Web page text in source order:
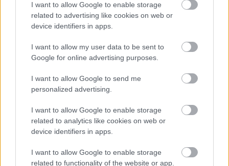
I want to allow Google to enable storage
related to advertising like cookies on web or
device identifiers in apps.
I want to allow my user data to be sent to
Google for online advertising purposes.
I want to allow Google to send me
personalized advertising.
I want to allow Google to enable storage
related to analytics like cookies on web or
device identifiers in apps.
I want to allow Google to enable storage
related to functionality of the website or app.
Autópiac
Szín:
Üzemanyag: Benzin
Szín: Sötétszürke
Üzemanyag: Benzin